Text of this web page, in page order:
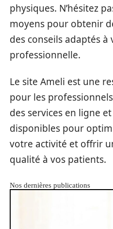
physiques. N’hésitez
moyens pour obtenir
des conseils adaptés
professionnelle.
Le site Ameli est une
pour les
des services en ligne
disponibles pour
votre activité et offrir
qualité à vos patients.
Nos dernières publications